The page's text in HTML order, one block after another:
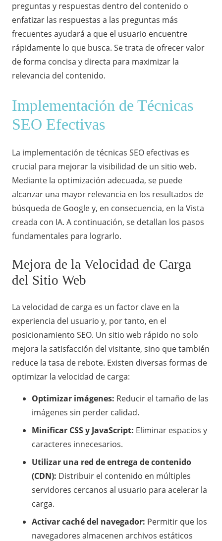
preguntas y respuestas dentro del contenido o
enfatizar las respuestas a las preguntas más
frecuentes ayudará a que el usuario encuentre
rápidamente lo que busca. Se trata de ofrecer valor
de forma concisa y directa para maximizar la
relevancia del contenido.
Implementación de Técnicas
SEO Efectivas
La implementación de técnicas SEO efectivas es
crucial para mejorar la visibilidad de un sitio web.
Mediante la optimización adecuada, se puede
alcanzar una mayor relevancia en los resultados de
búsqueda de Google y, en consecuencia, en la Vista
creada con IA. A continuación, se detallan los pasos
fundamentales para lograrlo.
Mejora de la Velocidad de Carga
del Sitio Web
La velocidad de carga es un factor clave en la
experiencia del usuario y, por tanto, en el
posicionamiento SEO. Un sitio web rápido no solo
mejora la satisfacción del visitante, sino que también
reduce la tasa de rebote. Existen diversas formas de
optimizar la velocidad de carga:
Optimizar imágenes: Reducir el tamaño de las
imágenes sin perder calidad.
Minificar CSS y JavaScript: Eliminar espacios y
caracteres innecesarios.
Utilizar una red de entrega de contenido
(CDN): Distribuir el contenido en múltiples
servidores cercanos al usuario para acelerar la
carga.
Activar caché del navegador: Permitir que los
navegadores almacenen archivos estáticos